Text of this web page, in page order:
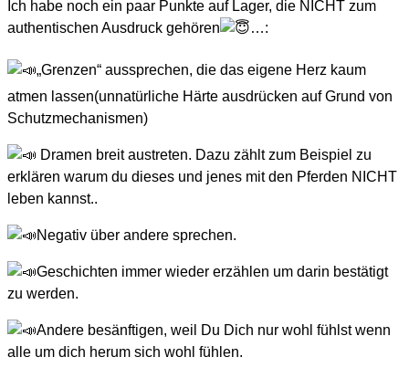
Ich habe noch ein paar Punkte auf Lager, die NICHT zum
authentischen Ausdruck gehören
…:
„Grenzen“ aussprechen, die das eigene Herz kaum
atmen lassen(unnatürliche Härte ausdrücken auf Grund von
Schutzmechanismen)
Dramen breit austreten. Dazu zählt zum Beispiel zu
erklären warum du dieses und jenes mit den Pferden NICHT
leben kannst..
Negativ über andere sprechen.
Geschichten immer wieder erzählen um darin bestätigt
zu werden.
Andere besänftigen, weil Du Dich nur wohl fühlst wenn
alle um dich herum sich wohl fühlen.